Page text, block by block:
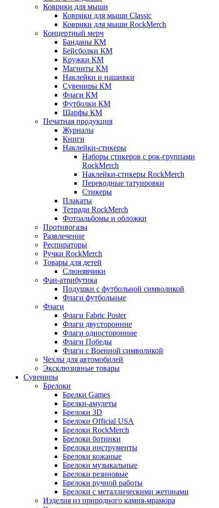
Коврики для мыши
Коврики для мыши Classic
Коврики для мыши RockMerch
Концертный мерч
Банданы КМ
Бейсболки КМ
Кружки КМ
Магниты КМ
Наклейки и нашивки
Сувениры КМ
Флаги КМ
Футболки КМ
Шарфы КМ
Печатная продукция
Журналы
Книги
Наклейки-стикеры
Наборы стикеров с рок-группами
RockMerch
Наклейки-стикеры RockMerch
Переводные татуировки
Стикеры
Плакаты
Тетради RockMerch
Фотоальбомы и обложки
Противогазы
Развлечение
Респираторы
Ручки RockMerch
Товары для детей
Слюнявчики
Фан-атрибутика
Подушки с футбольной символикой
Флаги футбольные
Флаги
Флаги Fabric Poster
Флаги двусторонние
Флаги односторонние
Флаги Победы
Флаги с Военной символикой
Чехлы для автомобилей
Эксклюзивные товары
Сувениры
Брелоки
Брелки Games
Брелки-амулеты
Брелоки 3D
Брелоки Official USA
Брелоки RockMerch
Брелоки ботинки
Брелоки инструменты
Брелоки кожаные
Брелоки музыкальные
Брелоки резиновые
Брелоки ручной работы
Брелоки с металлическими жетонами
Изделия из природного камня-мрамора